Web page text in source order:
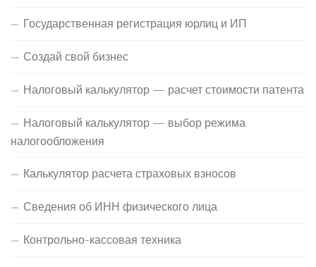
Государственная регистрация юрлиц и ИП
Создай свой бизнес
Налоговый калькулятор — расчет стоимости патента
Налоговый калькулятор — выбор режима
налогообложения
Калькулятор расчета страховых взносов
Сведения об ИНН физического лица
Контрольно-кассовая техника